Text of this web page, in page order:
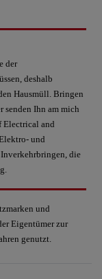
der
deshalb
Hausmüll. Bringen
senden Ihn am mich
Electrical and
und
die
und
Eigentümer zur
genutzt.